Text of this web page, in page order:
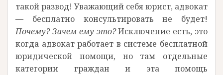
такой развод! Уважающий себя юрист, адвокат
— бесплатно консультировать не будет!
Почему? Зачем ему это?Исключение есть, это
когда адвокат работает в системе бесплатной
юридической помощи, но там отдельные
категории граждан и эта помощь